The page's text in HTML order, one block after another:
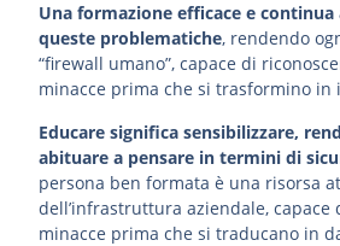
Una formazione efficace e
queste problematiche, rendendo
“firewall umano”, capace di
minacce prima che si trasformino in
Educare significa sensibilizzare,
abituare a pensare in termini di
persona ben formata è una risorsa
dell’infrastruttura aziendale, capace
minacce prima che si traducano in